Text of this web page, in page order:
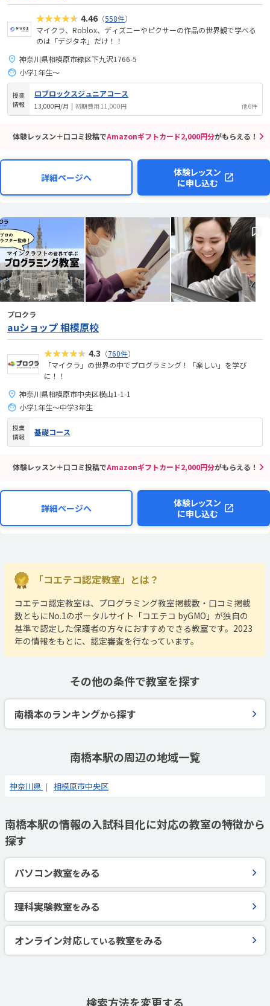
★★★★★ 4.46 （558件）
マイクラ、Roblox、ディズニーやピクサーの作品の世界観で学べる
のは「デジタネ」だけ！！
神奈川県相模原市緑区下九沢1766-5
小学1年生～
授業
情報
ロブロックスジュニアコース
13,000円/月 | 初期費用 11,000円 他6件
体験レッスン＋口コミ投稿でAmazonギフトカード2,000円分がもらえる！
詳細ページへ
体験レッスン
に申し込む
プロクラ
auショップ 相模原校
★★★★★ 4.3 （760件）
「マイクラ」の世界の中でプログラミング！「楽しい」を学び
に！！
神奈川県相模原市中央区横山1-1-1
小学1年生～中学3年生
授業
情報
基礎コース
体験レッスン＋口コミ投稿でAmazonギフトカード2,000円分がもらえる！
詳細ページへ
体験レッスン
に申し込む
「コエテコ認定教室」とは？
コエテコ認定教室は、プログラミング教室掲載数・口コミ掲載
数ともにNo.1のポータルサイト「コエテコ byGMO」が独自の
基準で認定した保護者の方々におすすめできる教室です。2023
年の情報をもとに、認定審査を行なっています。
その他の条件で教室を探す
南橋本のランキングから探す
南橋本駅の周辺の地域一覧
神奈川県 相模原市中央区
南橋本駅の情報の入試科目化に対応の教室の特徴から
探す
パソコン教室をみる
理科実験教室をみる
オンライン対応している教室をみる
検索方法を変更する